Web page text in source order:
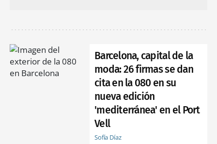
Barcelona, capital de la
moda: 26 firmas se dan
cita en la 080 en su
nueva edición
'mediterránea' en el Port
Vell
Sofía Díaz